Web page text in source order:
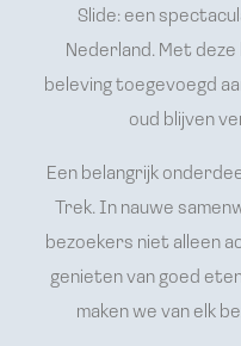
Slide: een
Nederland. Met
beleving toegevoegd
oud blijven
Een belangrijk
Trek. In nauwe
bezoekers niet alleen
genieten van goed
maken we van elk